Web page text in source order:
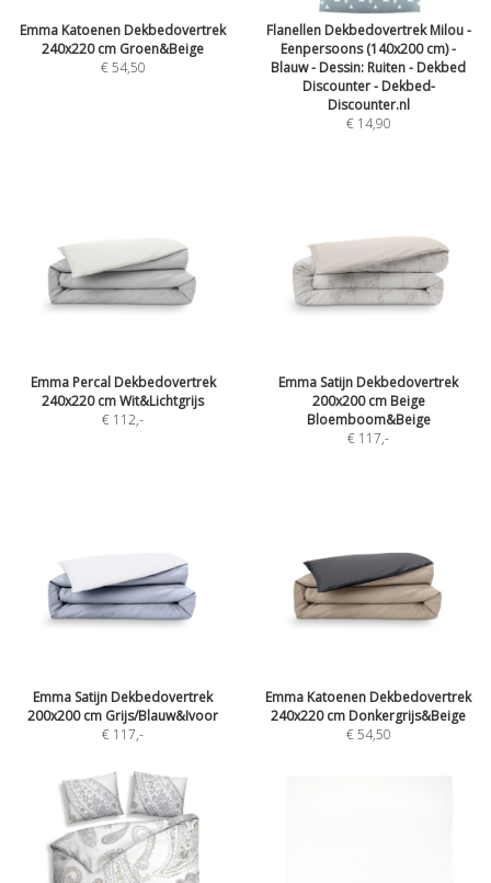
Emma Katoenen Dekbedovertrek
240x220 cm Groen&Beige
€ 54,50
Flanellen Dekbedovertrek Milou -
Eenpersoons (140x200 cm) -
Blauw - Dessin: Ruiten - Dekbed
Discounter - Dekbed-
Discounter.nl
€ 14,90
Emma Percal Dekbedovertrek
240x220 cm Wit&Lichtgrijs
€ 112,-
Emma Satijn Dekbedovertrek
200x200 cm Beige
Bloemboom&Beige
€ 117,-
Emma Satijn Dekbedovertrek
200x200 cm Grijs/Blauw&Ivoor
€ 117,-
Emma Katoenen Dekbedovertrek
240x220 cm Donkergrijs&Beige
€ 54,50